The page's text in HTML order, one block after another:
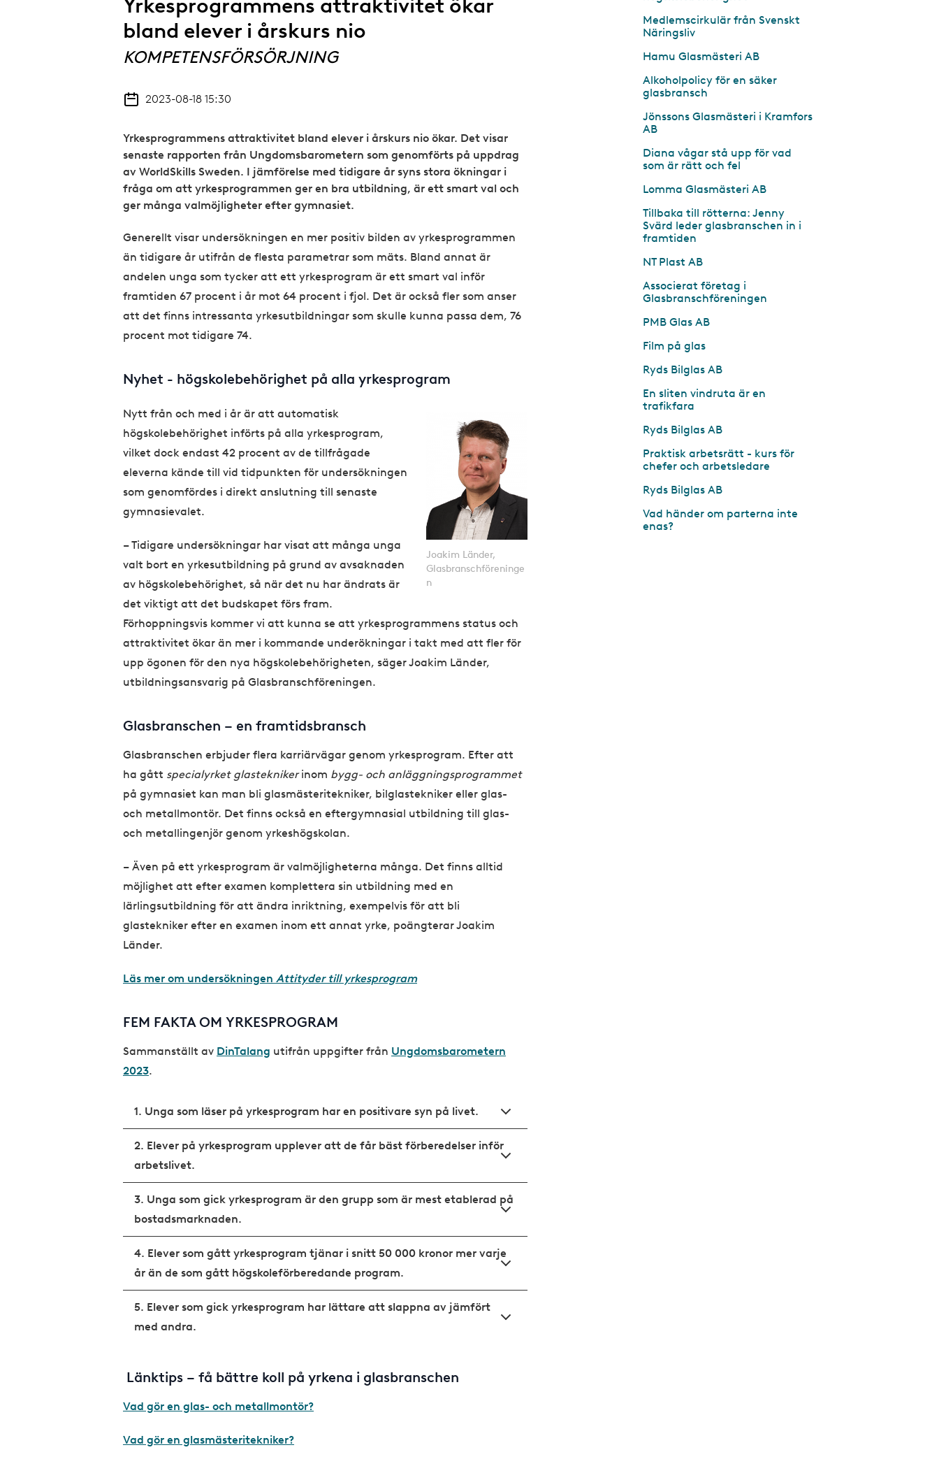
Yrkesprogrammens attraktivitet ökar
bland elever i årskurs nio
KOMPETENSFÖRSÖRJNING
2023-08-18 15:30
Yrkesprogrammens attraktivitet bland elever i årskurs nio ökar. Det visar
senaste rapporten från Ungdomsbarometern som genomförts på uppdrag
av WorldSkills Sweden. I jämförelse med tidigare år syns stora ökningar i
fråga om att yrkesprogrammen ger en bra utbildning, är ett smart val och
ger många valmöjligheter efter gymnasiet.
Generellt visar undersökningen en mer positiv bilden av yrkesprogrammen
än tidigare år utifrån de flesta parametrar som mäts. Bland annat är
andelen unga som tycker att ett yrkesprogram är ett smart val inför
framtiden 67 procent i år mot 64 procent i fjol. Det är också fler som anser
att det finns intressanta yrkesutbildningar som skulle kunna passa dem, 76
procent mot tidigare 74.
Nyhet - högskolebehörighet på alla yrkesprogram
Joakim Länder,
Glasbranschföreninge
n
Nytt från och med i år är att automatisk
högskolebehörighet införts på alla yrkesprogram,
vilket dock endast 42 procent av de tillfrågade
eleverna kände till vid tidpunkten för undersökningen
som genomfördes i direkt anslutning till senaste
gymnasievalet.
– Tidigare undersökningar har visat att många unga
valt bort en yrkesutbildning på grund av avsaknaden
av högskolebehörighet, så när det nu har ändrats är
det viktigt att det budskapet förs fram.
Förhoppningsvis kommer vi att kunna se att yrkesprogrammens status och
attraktivitet ökar än mer i kommande underökningar i takt med att fler för
upp ögonen för den nya högskolebehörigheten, säger Joakim Länder,
utbildningsansvarig på Glasbranschföreningen.
Glasbranschen – en framtidsbransch
Glasbranschen erbjuder flera karriärvägar genom yrkesprogram. Efter att
ha gått specialyrket glasteknikerinom bygg- och anläggningsprogrammet
på gymnasiet kan man bli glasmästeritekniker, bilglastekniker eller glas-
och metallmontör. Det finns också en eftergymnasial utbildning till glas-
och metallingenjör genom yrkeshögskolan.
– Även på ett yrkesprogram är valmöjligheterna många. Det finns alltid
möjlighet att efter examen komplettera sin utbildning med en
lärlingsutbildning för att ändra inriktning, exempelvis för att bli
glastekniker efter en examen inom ett annat yrke, poängterar Joakim
Länder.
Läs mer om undersökningen Attityder till yrkesprogram
FEM FAKTA OM YRKESPROGRAM
Sammanställt av DinTalang utifrån uppgifter från Ungdomsbarometern
2023.
1. Unga som läser på yrkesprogram har en positivare syn på livet.
2. Elever på yrkesprogram upplever att de får bäst förberedelser inför
arbetslivet.
3. Unga som gick yrkesprogram är den grupp som är mest etablerad på
bostadsmarknaden.
4. Elever som gått yrkesprogram tjänar i snitt 50 000 kronor mer varje
år än de som gått högskoleförberedande program.
5. Elever som gick yrkesprogram har lättare att slappna av jämfört
med andra.
Länktips – få bättre koll på yrkena i glasbranschen
Vad gör en glas- och metallmontör?
Vad gör en glasmästeritekniker?
Medlemscirkulär från Svenskt
Näringsliv
Hamu Glasmästeri AB
Alkoholpolicy för en säker
glasbransch
Jönssons Glasmästeri i Kramfors
AB
Diana vågar stå upp för vad
som är rätt och fel
Lomma Glasmästeri AB
Tillbaka till rötterna: Jenny
Svärd leder glasbranschen in i
framtiden
NT Plast AB
Associerat företag i
Glasbranschföreningen
PMB Glas AB
Film på glas
Ryds Bilglas AB
En sliten vindruta är en
trafikfara
Ryds Bilglas AB
Praktisk arbetsrätt - kurs för
chefer och arbetsledare
Ryds Bilglas AB
Vad händer om parterna inte
enas?